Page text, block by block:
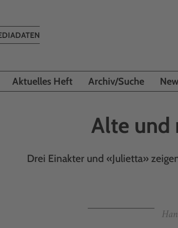
Aktuelles Heft Archiv/Suche
Alte und
Drei Einakter und «Julietta»